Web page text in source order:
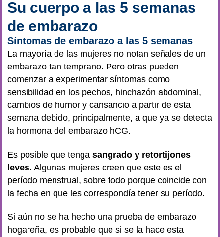
Su cuerpo a las 5 semanas
de embarazo
Síntomas de embarazo a las 5 semanas
La mayoría de las mujeres no notan señales de un
embarazo tan temprano. Pero otras pueden
comenzar a experimentar síntomas como
sensibilidad en los pechos, hinchazón abdominal,
cambios de humor y cansancio a partir de esta
semana debido, principalmente, a que ya se detecta
la hormona del embarazo hCG.
Es posible que tenga sangrado y retortijones
leves. Algunas mujeres creen que este es el
período menstrual, sobre todo porque coincide con
la fecha en que les correspondía tener su período.
Si aún no se ha hecho una prueba de embarazo
hogareña, es probable que si se la hace esta